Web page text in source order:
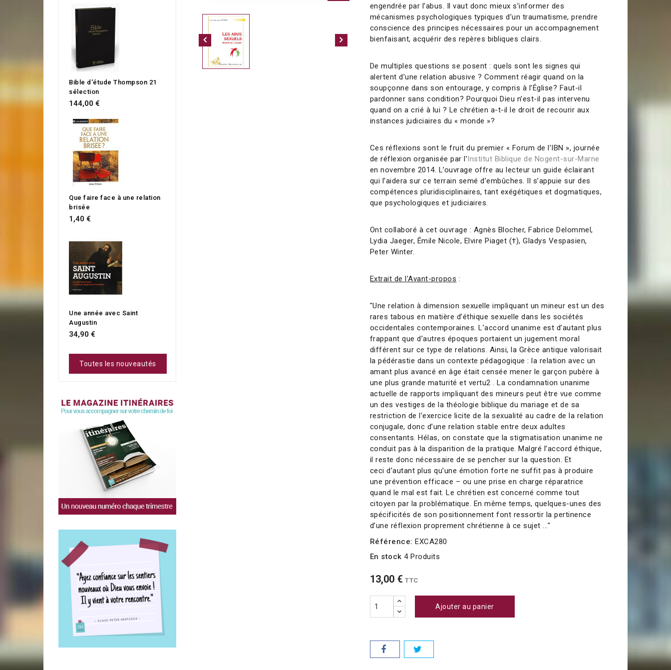
engendrée par l’abus. Il vaut donc mieux s’informer des
mécanismes psychologiques typiques d’un traumatisme, prendre
conscience des principes nécessaires pour un accompagnement
bienfaisant, acquérir des repères bibliques clairs.
De multiples questions se posent : quels sont les signes qui
alertent d’une relation abusive ? Comment réagir quand on la
soupçonne dans son entourage, y compris à l’Église? Faut-il
pardonner sans condition? Pourquoi Dieu n’est-il pas intervenu
quand on a crié à lui ? Le chrétien a-t-il le droit de recourir aux
instances judiciaires du « monde »?
Ces réflexions sont le fruit du premier « Forum de l’IBN », journée
de réflexion organisée par l’Institut Biblique de Nogent-sur-Marne
en novembre 2014. L’ouvrage offre au lecteur un guide éclairant
qui l’aidera sur ce terrain semé d’embûches. Il s’appuie sur des
compétences pluridisciplinaires, tant exégétiques et dogmatiques,
que psychologiques et judiciaires.
Ont collaboré à cet ouvrage : Agnès Blocher, Fabrice Delommel,
Lydia Jaeger, Émile Nicole, Elvire Piaget (†), Gladys Vespasien,
Peter Winter.
Extrait de l'Avant-propos :
"Une relation à dimension sexuelle impliquant un mineur est un des
rares tabous en matière d’éthique sexuelle dans les sociétés
occidentales contemporaines. L’accord unanime est d’autant plus
frappant que d’autres époques portaient un jugement moral
différent sur ce type de relations. Ainsi, la Grèce antique valorisait
la pédérastie dans un contexte pédagogique : la relation avec un
amant plus avancé en âge était censée mener le garçon pubère à
une plus grande maturité et vertu2 . La condamnation unanime
actuelle de rapports impliquant des mineurs peut être vue comme
un des vestiges de la théologie biblique du mariage et de sa
restriction de l’exercice licite de la sexualité au cadre de la relation
conjugale, donc d’une relation stable entre deux adultes
consentants. Hélas, on constate que la stigmatisation unanime ne
conduit pas à la disparition de la pratique. Malgré l’accord éthique,
il reste donc nécessaire de se pencher sur la question. Et
ceci d’autant plus qu’une émotion forte ne suffit pas à produire
une prévention efficace – ou une prise en charge réparatrice
quand le mal est fait. Le chrétien est concerné comme tout
citoyen par la problématique. En même temps, quelques-unes des
spécificités de son positionnement font ressortir la pertinence
d’une réflexion proprement chrétienne à ce sujet ..."
Référence: EXCA280
En stock 4 Produits
13,00 € TTC
Ajouter au panier
Bible d'étude Thompson 21
sélection
144,00 €
Que faire face à une relation
brisée
1,40 €
Une année avec Saint
Augustin
34,90 €
Toutes les nouveautés